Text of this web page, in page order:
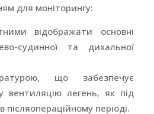
для моніторингу:
відображати основні
судинної та дихальної
що забезпечує
вентиляцію легень, як під
післяопераційному періоді.